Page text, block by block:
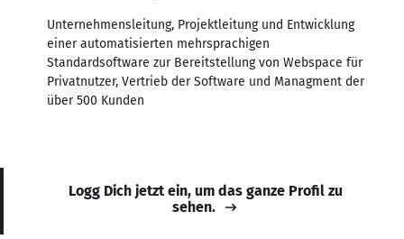
Unternehmensleitung, Projektleitung und Entwicklung
einer automatisierten mehrsprachigen
Standardsoftware zur Bereitstellung von Webspace für
Privatnutzer, Vertrieb der Software und Managment der
über 500 Kunden
Logg Dich jetzt ein, um das ganze Profil zu
sehen.